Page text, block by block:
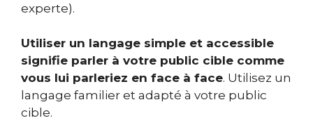
experte).
Utiliser un langage simple et accessible
signifie parler à votre public cible comme
vous lui parleriez en face à face. Utilisez un
langage familier et adapté à votre public
cible.